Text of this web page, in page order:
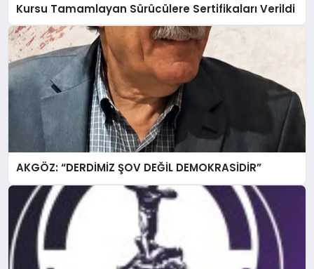
Kursu Tamamlayan Sürücülere Sertifikaları Verildi
AKGÖZ: “DERDİMİZ ŞOV DEĞİL DEMOKRASİDİR”